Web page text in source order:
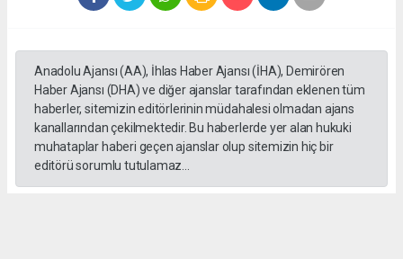
Anadolu Ajansı (AA), İhlas Haber Ajansı (İHA), Demirören
Haber Ajansı (DHA) ve diğer ajanslar tarafından eklenen tüm
haberler, sitemizin editörlerinin müdahalesi olmadan ajans
kanallarından çekilmektedir. Bu haberlerde yer alan hukuki
muhataplar haberi geçen ajanslar olup sitemizin hiç bir
editörü sorumlu tutulamaz...